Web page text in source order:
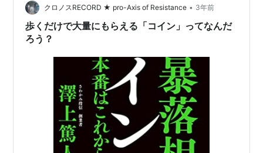
る」 とか、 新しい発見があるのも楽しい。 最近では、
妻も一緒に歩いてくれる…
クロノスRECORD ★ pro-Axis of Resistance • 3年前
歩くだけで大量にもらえる「コイン」ってなんだ
ろう？